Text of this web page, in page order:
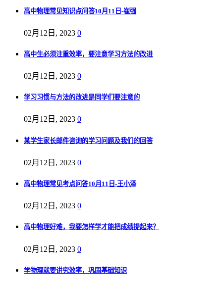
高中物理常见知识点问答10月11日-崔强
02月12日, 2023 0
高中生必须注重效率，要注意学习方法的改进
02月12日, 2023 0
学习习惯与方法的改进是同学们要注意的
02月12日, 2023 0
某学生家长邮件咨询的学习问题及我们的回答
02月12日, 2023 0
高中物理常见考点问答10月11日-王小泽
02月12日, 2023 0
高中物理好难，我要怎样学才能把成绩提起来？
02月12日, 2023 0
学物理就要讲究效率，巩固基础知识